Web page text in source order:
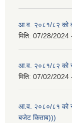
आ.व. २०८१/८२ को
मिति: 07/28/2024
आ.व. २०८१/८२ को
मिति: 07/02/2024
आ.व. २०८०/८१ को
बजेट किताब)))